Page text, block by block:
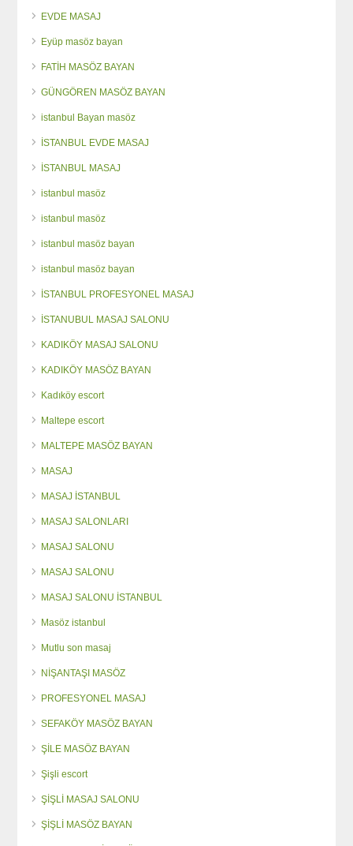
EVDE MASAJ
Eyüp masöz bayan
FATİH MASÖZ BAYAN
GÜNGÖREN MASÖZ BAYAN
istanbul Bayan masöz
İSTANBUL EVDE MASAJ
İSTANBUL MASAJ
istanbul masöz
istanbul masöz
istanbul masöz bayan
istanbul masöz bayan
İSTANBUL PROFESYONEL MASAJ
İSTANUBUL MASAJ SALONU
KADIKÖY MASAJ SALONU
KADIKÖY MASÖZ BAYAN
Kadıköy escort
Maltepe escort
MALTEPE MASÖZ BAYAN
MASAJ
MASAJ İSTANBUL
MASAJ SALONLARI
MASAJ SALONU
MASAJ SALONU
MASAJ SALONU İSTANBUL
Masöz istanbul
Mutlu son masaj
NİŞANTAŞI MASÖZ
PROFESYONEL MASAJ
SEFAKÖY MASÖZ BAYAN
ŞİLE MASÖZ BAYAN
Şişli escort
ŞİŞLİ MASAJ SALONU
ŞİŞLİ MASÖZ BAYAN